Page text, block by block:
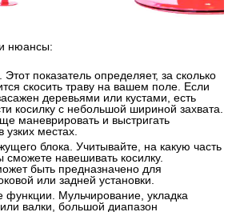
нюансы:
. Этот показатель определяет, за сколько
скосить траву на вашем поле. Если
деревьями или кустами, есть
косилку с небольшой шириной захвата.
маневрировать и выстригать
узких местах.
блока . Учитывайте, на какую часть
сможете навешивать косилку.
быть предназначено для
или задней установки.
функции . Мульчирование, укладка
валки, большой диапазон